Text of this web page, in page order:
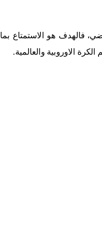
فالهدف هو الاستمتاع بما
الاوروبية والعالمية.